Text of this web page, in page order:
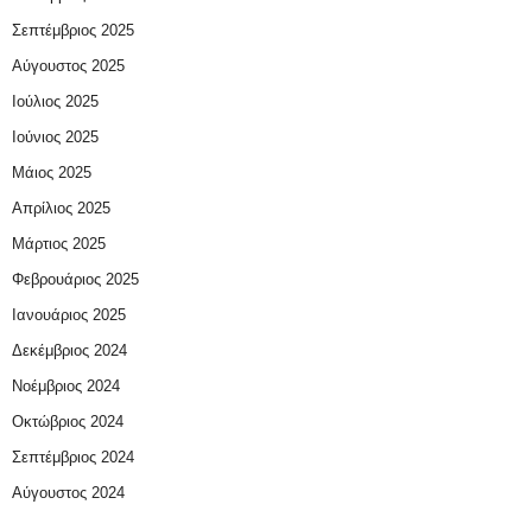
Σεπτέμβριος 2025
Αύγουστος 2025
Ιούλιος 2025
Ιούνιος 2025
Μάιος 2025
Απρίλιος 2025
Μάρτιος 2025
Φεβρουάριος 2025
Ιανουάριος 2025
Δεκέμβριος 2024
Νοέμβριος 2024
Οκτώβριος 2024
Σεπτέμβριος 2024
Αύγουστος 2024